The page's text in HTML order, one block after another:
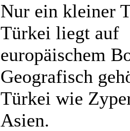
Nur ein kleiner
Türkei liegt auf
europäischem
Geografisch
Türkei wie
Asien.